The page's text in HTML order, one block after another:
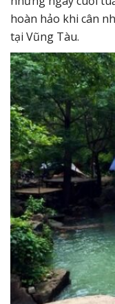
hoàn hảo khi cân
tại Vũng Tàu.